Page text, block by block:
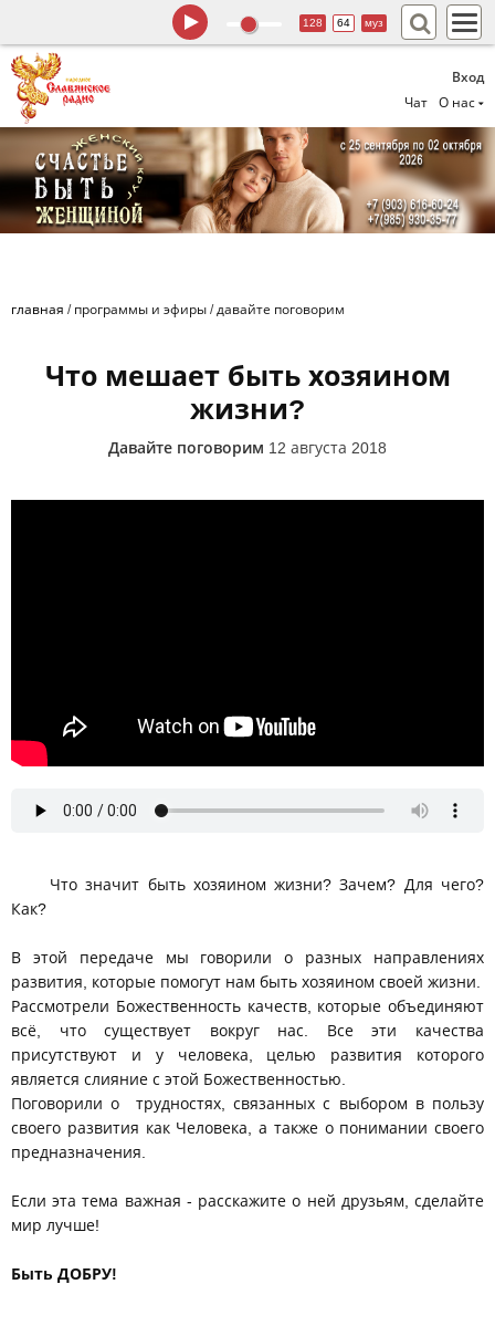
Вход
Чат
О нас
128 64 муз
главная / программы и эфиры / давайте поговорим
Что мешает быть хозяином
жизни?
Давайте поговорим 12 августа 2018
Что значит быть хозяином жизни? Зачем? Для чего?
Как?
В этой передаче мы говорили о разных направлениях
развития, которые помогут нам быть хозяином своей жизни.
Рассмотрели Божественность качеств, которые объединяют
всё, что существует вокруг нас. Все эти качества
присутствуют и у человека, целью развития которого
является слияние с этой Божественностью.
Поговорили о трудностях, связанных с выбором в пользу
своего развития как Человека, а также о понимании своего
предназначения.
Если эта тема важная - расскажите о ней друзьям, сделайте
мир лучше!
Быть ДОБРУ!